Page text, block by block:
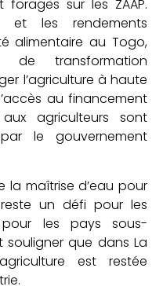
sur les ZAAP.
et les rendements
alimentaire au Togo,
de transformation
l’agriculture à haute
au financement
agriculteurs sont
le gouvernement
la maîtrise d’eau pour
un défi pour les
pour les pays sous-
souligner que dans La
est restée